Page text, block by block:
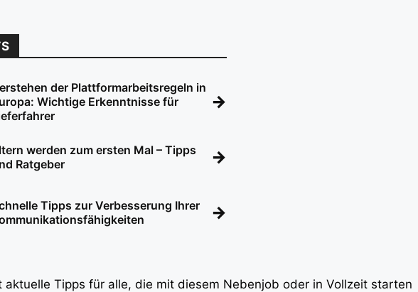
der Plattformarbeitsregeln in
Wichtige Erkenntnisse für
→
werden zum ersten Mal – Tipps
Ratgeber
→
Tipps zur Verbesserung Ihrer
→
aktuelle Tipps für alle, die mit diesem Nebenjob oder in Vollzeit starten